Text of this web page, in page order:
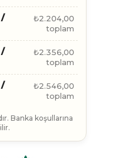
/
₺2.204,00
toplam
/
₺2.356,00
toplam
/
₺2.546,00
toplam
Banka koşullarına